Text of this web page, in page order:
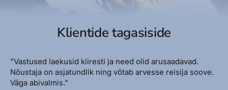
Klientide tagasiside
"Vastused laekusid kiiresti ja need olid arusaadavad.
Nõustaja on asjatundlik ning võtab arvesse reisija soove.
Väga abivalmis."